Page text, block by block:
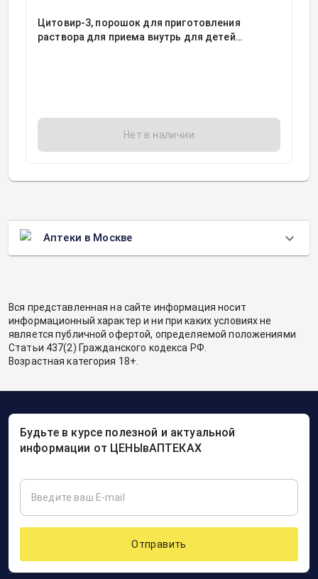
Цитовир-3, порошок для приготовления
раствора для приема внутрь для детей
Нет в наличии
Аптеки в Москве
Вся представленная на сайте информация носит
информационный характер и ни при каких условиях не
является публичной офертой, определяемой положениями
Статьи 437(2) Гражданского кодекса РФ.
Возрастная категория 18+.
Будьте в курсе полезной и актуальной
информации от ЦЕНЫвАПТЕКАХ
Отправить